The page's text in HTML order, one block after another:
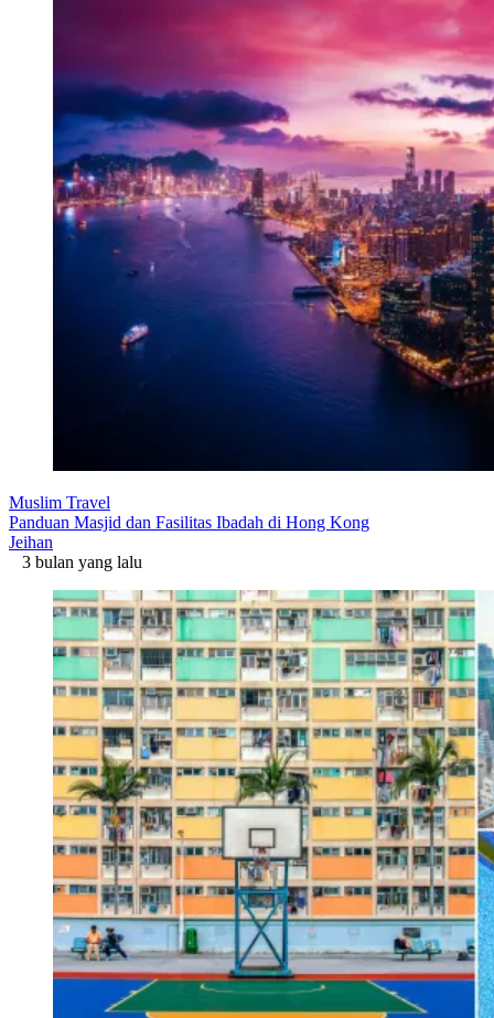
Muslim Travel
Panduan Masjid dan Fasilitas Ibadah di Hong Kong
Jeihan
3 bulan yang lalu